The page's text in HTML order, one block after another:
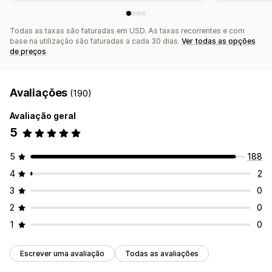
Todas as taxas são faturadas em USD. As taxas recorrentes e com
base na utilização são faturadas a cada 30 dias. Ver todas as opções
de preços
Avaliações (190)
Avaliação geral
5
5
188
4
2
3
0
2
0
1
0
Escrever uma avaliação Todas as avaliações